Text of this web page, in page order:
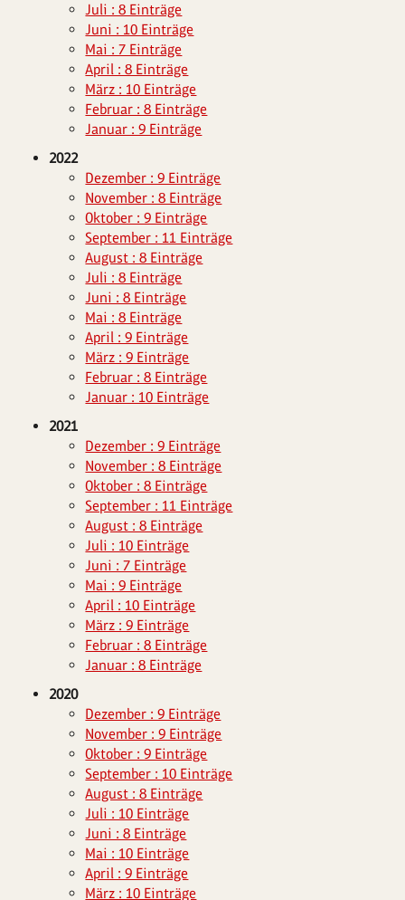
Juli : 8 Einträge
Juni : 10 Einträge
Mai : 7 Einträge
April : 8 Einträge
März : 10 Einträge
Februar : 8 Einträge
Januar : 9 Einträge
2022
Dezember : 9 Einträge
November : 8 Einträge
Oktober : 9 Einträge
September : 11 Einträge
August : 8 Einträge
Juli : 8 Einträge
Juni : 8 Einträge
Mai : 8 Einträge
April : 9 Einträge
März : 9 Einträge
Februar : 8 Einträge
Januar : 10 Einträge
2021
Dezember : 9 Einträge
November : 8 Einträge
Oktober : 8 Einträge
September : 11 Einträge
August : 8 Einträge
Juli : 10 Einträge
Juni : 7 Einträge
Mai : 9 Einträge
April : 10 Einträge
März : 9 Einträge
Februar : 8 Einträge
Januar : 8 Einträge
2020
Dezember : 9 Einträge
November : 9 Einträge
Oktober : 9 Einträge
September : 10 Einträge
August : 8 Einträge
Juli : 10 Einträge
Juni : 8 Einträge
Mai : 10 Einträge
April : 9 Einträge
März : 10 Einträge